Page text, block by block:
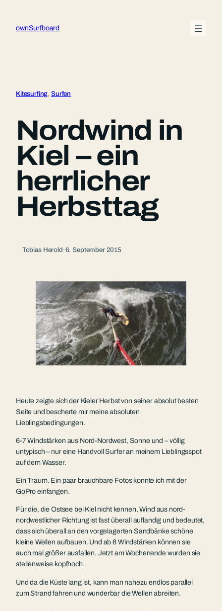
springen
ownSurfboard
Kitesurfing, Surfen
Nordwind in
Kiel – ein
herrlicher
Herbsttag
Tobias Herold·6. September 2015
Heute zeigte sich der Kieler Herbst von seiner absolut besten
Seite und bescherte mir meine absoluten
Lieblingsbedingungen.
6-7 Windstärken aus Nord-Nordwest, Sonne und – völlig
untypisch – nur eine Handvoll Surfer an meinem Lieblingsspot
auf dem Wasser.
Ein Traum. Ein paar brauchbare Fotos konnte ich mit der
GoPro einfangen.
Für die, die Ostsee bei Kiel nicht kennen, Wind aus nord-
nordwestlicher Richtung ist fast überall auflandig und bedeutet,
dass sich überall an den vorgelagerten Sandbänke schöne
kleine Wellen aufbauen. Und ab 6 Windstärken können sie
auch mal größer ausfallen. Jetzt am Wochenende wurden sie
stellenweise kopfhoch.
Und da die Küste lang ist, kann man nahezu endlos parallel
zum Strand fahren und wunderbar die Wellen abreiten.